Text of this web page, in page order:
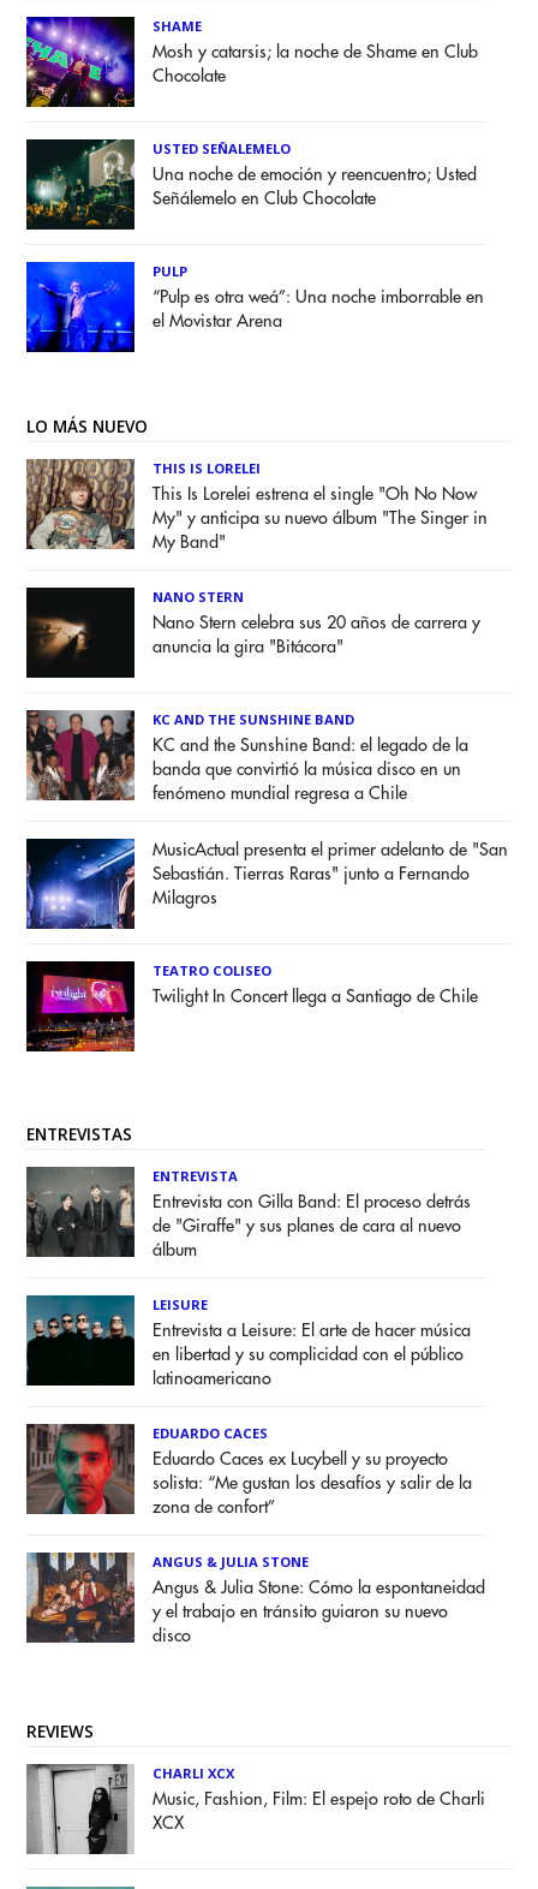
SHAME
Mosh y catarsis; la noche de Shame en Club
Chocolate
USTED SEÑALEMELO
Una noche de emoción y reencuentro; Usted
Señálemelo en Club Chocolate
PULP
“Pulp es otra weá”: Una noche imborrable en
el Movistar Arena
LO MÁS NUEVO
THIS IS LORELEI
This Is Lorelei estrena el single "Oh No Now
My" y anticipa su nuevo álbum "The Singer in
My Band"
NANO STERN
Nano Stern celebra sus 20 años de carrera y
anuncia la gira "Bitácora"
KC AND THE SUNSHINE BAND
KC and the Sunshine Band: el legado de la
banda que convirtió la música disco en un
fenómeno mundial regresa a Chile
MusicActual presenta el primer adelanto de "San
Sebastián. Tierras Raras" junto a Fernando
Milagros
TEATRO COLISEO
Twilight In Concert llega a Santiago de Chile
ENTREVISTAS
ENTREVISTA
Entrevista con Gilla Band: El proceso detrás
de "Giraffe" y sus planes de cara al nuevo
álbum
LEISURE
Entrevista a Leisure: El arte de hacer música
en libertad y su complicidad con el público
latinoamericano
EDUARDO CACES
Eduardo Caces ex Lucybell y su proyecto
solista: “Me gustan los desafíos y salir de la
zona de confort”
ANGUS & JULIA STONE
Angus & Julia Stone: Cómo la espontaneidad
y el trabajo en tránsito guiaron su nuevo
disco
REVIEWS
CHARLI XCX
Music, Fashion, Film: El espejo roto de Charli
XCX